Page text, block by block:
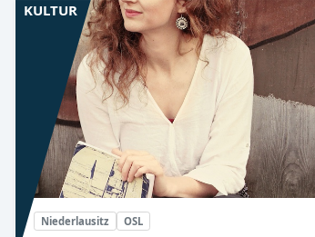
Niederlausitz OSL
KULTUR